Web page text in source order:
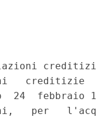
creditizie
24  febbraio
per